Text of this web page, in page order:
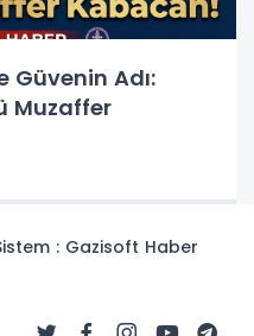
Güvenin Adı:
Muzaffer
: Gazisoft Haber